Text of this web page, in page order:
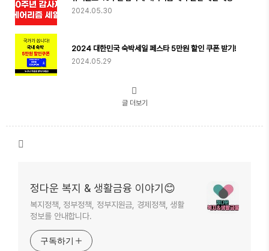
2024.05.30
2024 대한민국 숙박세일 페스타 5만원 할인 쿠폰 받기!
2024.05.29
글 더보기
정다운 복지 & 생활금융 이야기😊
복지정책, 정부정책, 정부지원금, 경제정책, 생활
정보를 안내합니다.
구독하기